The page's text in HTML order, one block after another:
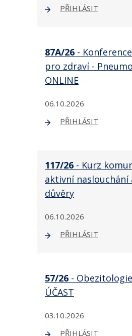
PŘIHLÁSIT
87A/26 -
pro zdraví -
ONLINE
06.10.2026
PŘIHLÁSIT
117/26 - Kurz
aktivní naslouchání
důvěry
06.10.2026
PŘIHLÁSIT
57/26 -
ÚČAST
03.10.2026
PŘIHLÁSIT